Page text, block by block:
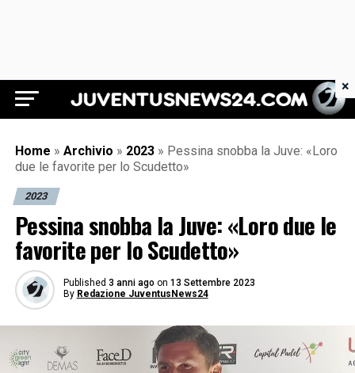
Juventus News 24
Home » Archivio » 2023 » Pessina snobba la Juve: «Loro
due le favorite per lo Scudetto»
2023
Pessina snobba la Juve: «Loro due le
favorite per lo Scudetto»
Published 3 anni ago on 13 Settembre 2023
By Redazione JuventusNews24
×